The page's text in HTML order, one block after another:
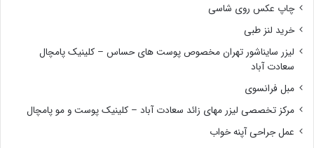
چاپ عکس روی شاسی
خرید لنز طبی
لیزر سایناشور تهران مخصوص پوست های حساس – کلینیک پامچال
سعادت آباد
مبل فرانسوی
مرکز تخصصی لیزر مهای زائد سعادت آباد – کلینیک پوست و مو پامچال
عمل جراحی آپنه خواب